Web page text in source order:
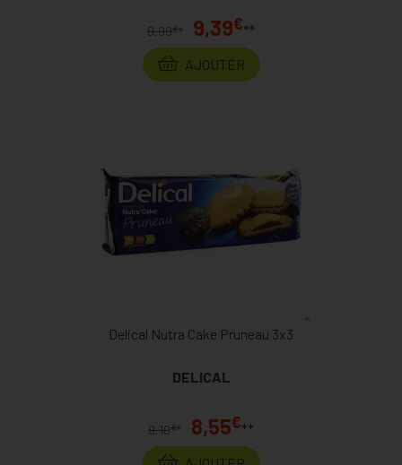
9,99€ * 9,39€**
AJOUTER
Delical Nutra Cake Pruneau 3x3
DELICAL
9,10€* 8,55€**